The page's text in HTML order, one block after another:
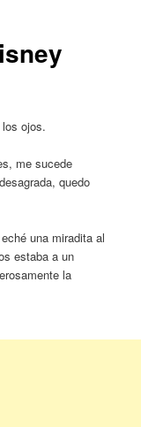
ojos.
me sucede
quedo
una miradita al
estaba a un
la